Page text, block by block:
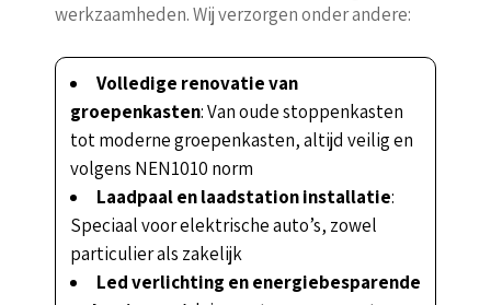
werkzaamheden. Wij verzorgen onder andere:
Volledige renovatie van
groepenkasten: Van oude stoppenkasten
tot moderne groepenkasten, altijd veilig en
volgens NEN1010 norm
Laadpaal en laadstation installatie:
Speciaal voor elektrische auto’s, zowel
particulier als zakelijk
Led verlichting en energiebesparende